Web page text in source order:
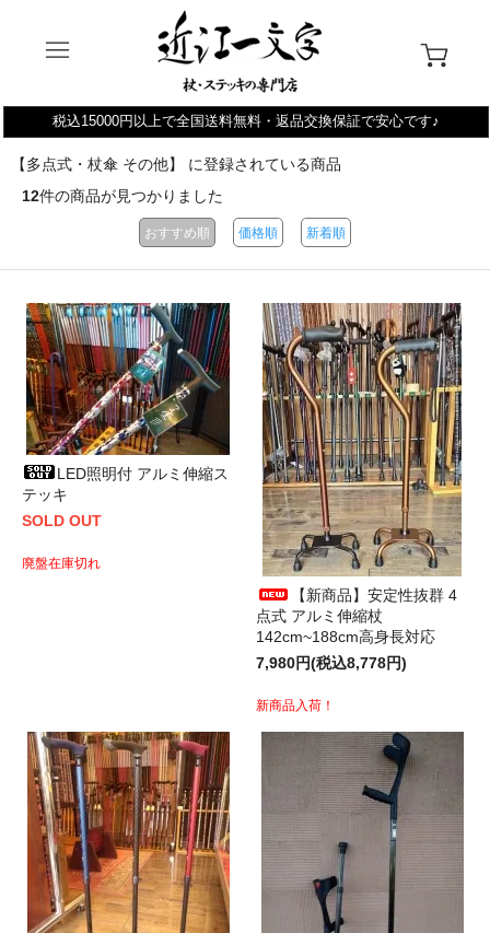
税込15000円以上で全国送料無料・返品交換保証で安心です♪
【多点式・杖傘 その他】 に登録されている商品
12件の商品が見つかりました
おすすめ順 価格順 新着順
LED照明付 アルミ伸縮ス
テッキ
SOLD OUT
廃盤在庫切れ
【新商品】安定性抜群 4
点式 アルミ伸縮杖
142cm~188cm高身長対応
7,980円(税込8,778円)
新商品入荷！